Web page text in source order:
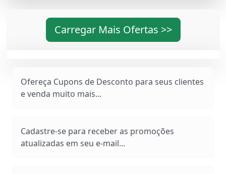
Carregar Mais Ofertas >>
Ofereça Cupons de Desconto para seus clientes
e venda muito mais...
Cadastre-se para receber as promoções
atualizadas em seu e-mail...